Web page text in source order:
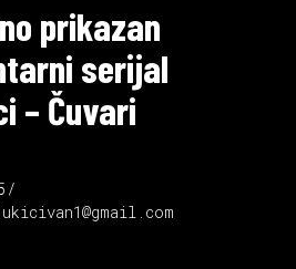
prikazan
serijal
– Čuvari